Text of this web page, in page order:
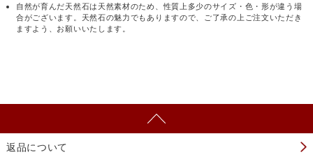
自然が育んだ天然石は天然素材のため、性質上多少のサイズ・色・形が違う場
合がございます。天然石の魅力でもありますので、ご了承の上ご注文いただき
ますよう、お願いいたします。
返品について